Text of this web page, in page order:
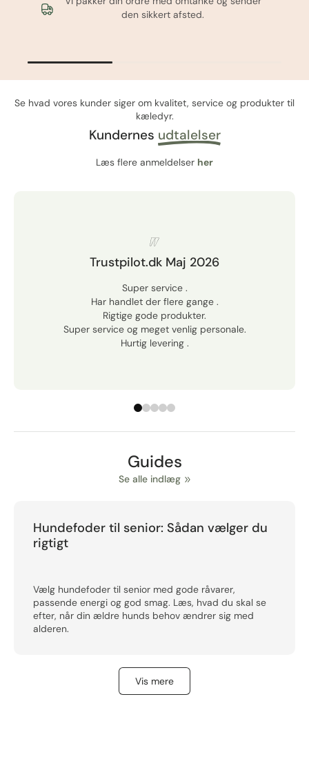
den sikkert afsted.
Se hvad vores kunder siger om kvalitet, service og produkter til
kæledyr.
Kundernes udtalelser
Læs flere anmeldelser her
Trustpilot.dk Maj 2026
Super service .
Har handlet der flere gange .
Rigtige gode produkter.
Super service og meget venlig personale.
Hurtig levering .
Guides
Se alle indlæg
Hundefoder til senior: Sådan vælger du
rigtigt
Vælg hundefoder til senior med gode råvarer,
passende energi og god smag. Læs, hvad du skal se
efter, når din ældre hunds behov ændrer sig med
alderen.
Vis mere